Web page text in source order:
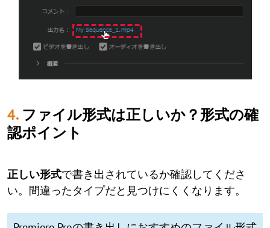
4. ファイル形式は正しいか？形式の確
認ポイント
正しい形式で書き出されているか確認してくださ
い。間違ったタイプだと見つけにくくなります。